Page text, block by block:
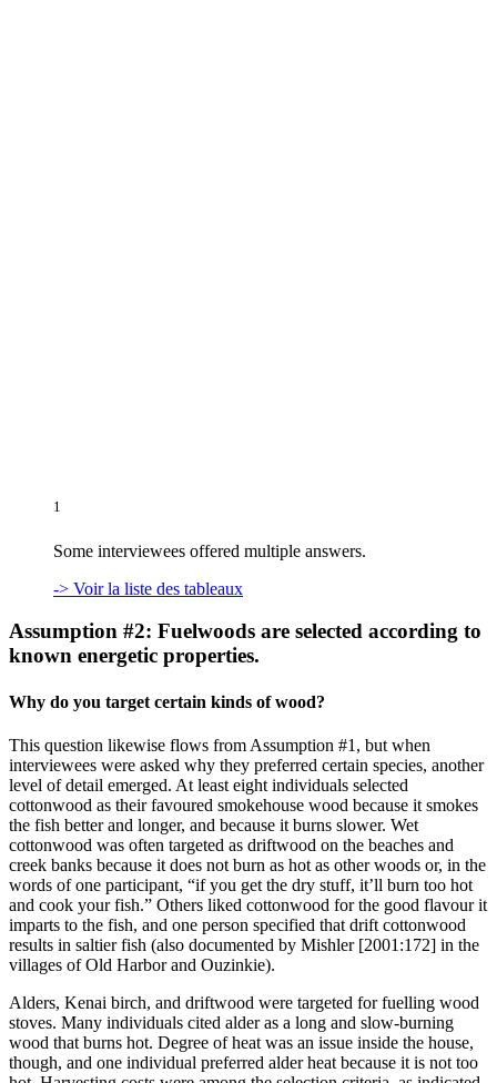
1
Some interviewees offered multiple answers.
-> Voir la liste des tableaux
Assumption #2: Fuelwoods are selected according to
known energetic properties.
Why do you target certain kinds of wood?
This question likewise flows from Assumption #1, but when
interviewees were asked why they preferred certain species, another
level of detail emerged. At least eight individuals selected
cottonwood as their favoured smokehouse wood because it smokes
the fish better and longer, and because it burns slower. Wet
cottonwood was often targeted as driftwood on the beaches and
creek banks because it does not burn as hot as other woods or, in the
words of one participant, “if you get the dry stuff, it’ll burn too hot
and cook your fish.” Others liked cottonwood for the good flavour it
imparts to the fish, and one person specified that drift cottonwood
results in saltier fish (also documented by Mishler [2001:172] in the
villages of Old Harbor and Ouzinkie).
Alders, Kenai birch, and driftwood were targeted for fuelling wood
stoves. Many individuals cited alder as a long and slow-burning
wood that burns hot. Degree of heat was an issue inside the house,
though, and one individual preferred alder heat because it is not too